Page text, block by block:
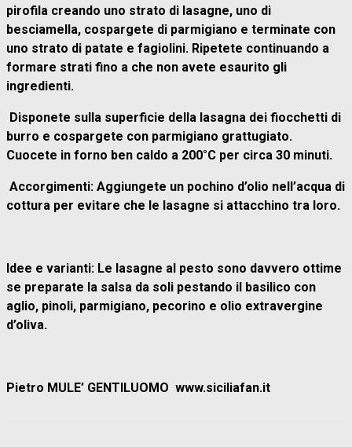
pirofila creando uno strato di lasagne, uno di
besciamella, cospargete di parmigiano e terminate con
uno strato di patate e fagiolini. Ripetete continuando a
formare strati fino a che non avete esaurito gli
ingredienti.
Disponete sulla superficie della lasagna dei fiocchetti di
burro e cospargete con parmigiano grattugiato.
Cuocete in forno ben caldo a 200°C per circa 30 minuti.
Accorgimenti: Aggiungete un pochino d’olio nell’acqua di
cottura per evitare che le lasagne si attacchino tra loro.
Idee e varianti: Le lasagne al pesto sono davvero ottime
se preparate la salsa da soli pestando il basilico con
aglio, pinoli, parmigiano, pecorino e olio extravergine
d’oliva.
Pietro MULE’ GENTILUOMO www.siciliafan.it